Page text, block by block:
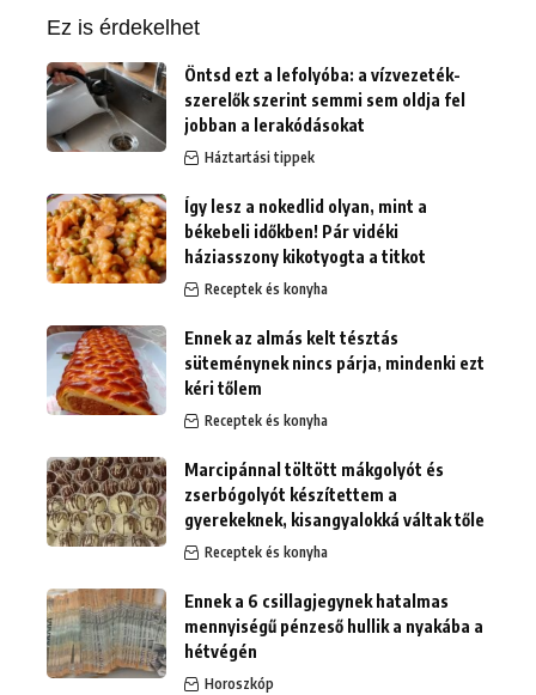
Ez is érdekelhet
Öntsd ezt a lefolyóba: a vízvezeték-
szerelők szerint semmi sem oldja fel
jobban a lerakódásokat
Háztartási tippek
Így lesz a nokedlid olyan, mint a
békebeli időkben! Pár vidéki
háziasszony kikotyogta a titkot
Receptek és konyha
Ennek az almás kelt tésztás
süteménynek nincs párja, mindenki ezt
kéri tőlem
Receptek és konyha
Marcipánnal töltött mákgolyót és
zserbógolyót készítettem a
gyerekeknek, kisangyalokká váltak tőle
Receptek és konyha
Ennek a 6 csillagjegynek hatalmas
mennyiségű pénzeső hullik a nyakába a
hétvégén
Horoszkóp